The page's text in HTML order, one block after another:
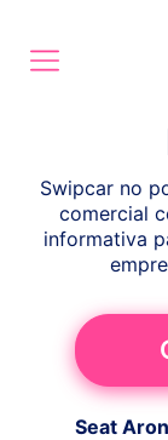
Swipcar no
comercial
informativa
Seat